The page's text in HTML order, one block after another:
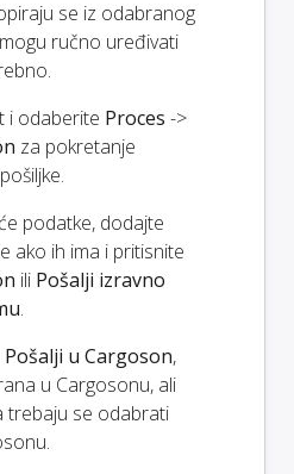
se iz odabranog
ručno uređivati
i odaberite Proces ->
za pokretanje
podatke, dodajte
ako ih ima i pritisnite
ili Pošalji izravno
.
Pošalji u Cargoson,
u Cargosonu, ali
trebaju se odabrati